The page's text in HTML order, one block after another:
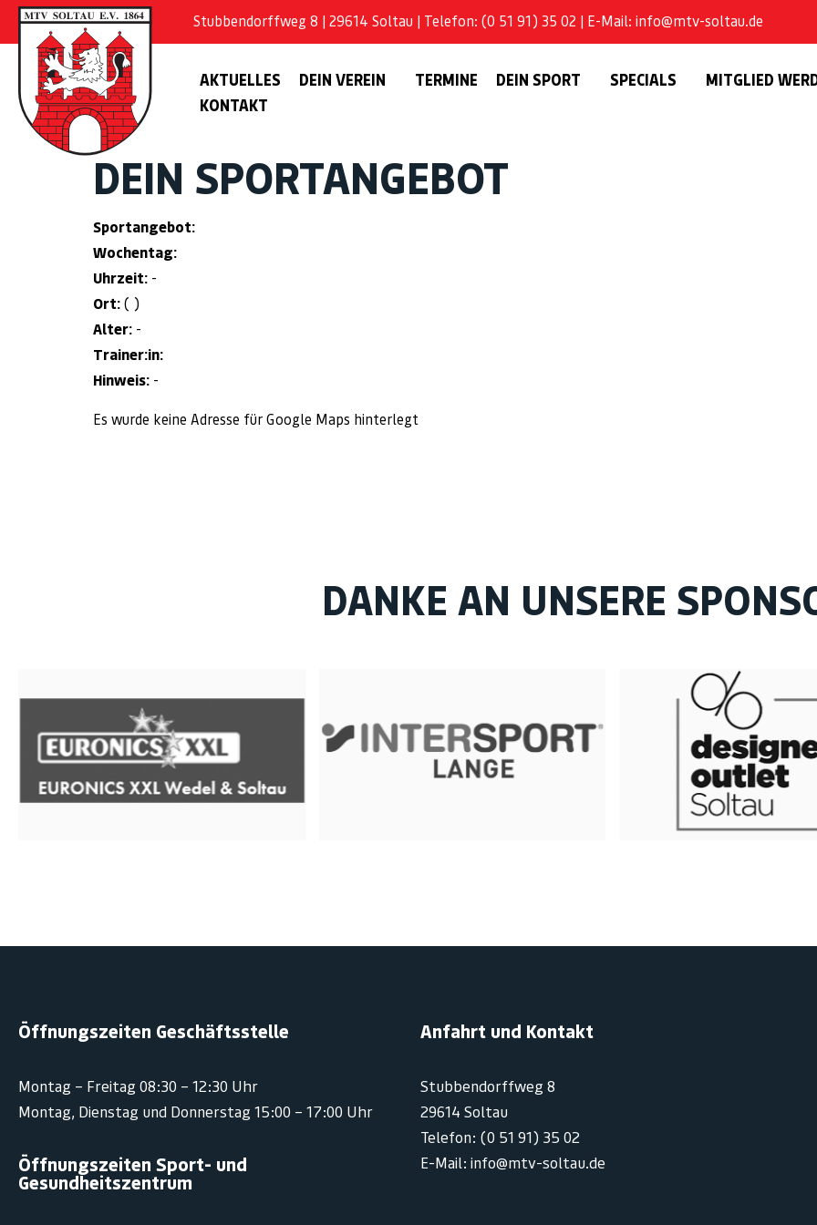
Stubbendorffweg 8 | 29614 Soltau | Telefon: (0 51 91) 35 02 | E-Mail: info@mtv-soltau.de
AKTUELLES DEIN VEREIN TERMINE DEIN SPORT SPECIALS
MITGLIED
KONTAKT
DEIN SPORTANGEBOT
Sportangebot:
Wochentag:
Uhrzeit: -
Ort: ( )
Alter: -
Trainer:in:
Hinweis: -
Es wurde keine Adresse für Google Maps hinterlegt
DANKE AN UNSERE
Öffnungszeiten Geschäftsstelle
Montag – Freitag 08:30 – 12:30 Uhr
Montag, Dienstag und Donnerstag 15:00 – 17:00 Uhr
Öffnungszeiten Sport- und
Gesundheitszentrum
Anfahrt und Kontakt
Stubbendorffweg 8
29614 Soltau
Telefon: (0 51 91) 35 02
E-Mail: info@mtv-soltau.de